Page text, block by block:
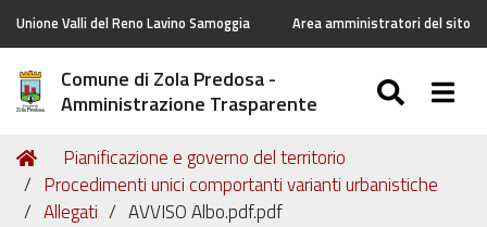
Unione Valli del Reno Lavino Samoggia Area amministratori del sito
Comune di Zola Predosa -
Amministrazione Trasparente
Tu
sei
qui:
Home
Pianificazione e governo del territorio
Procedimenti unici comportanti varianti urbanistiche
Allegati
AVVISO Albo.pdf.pdf